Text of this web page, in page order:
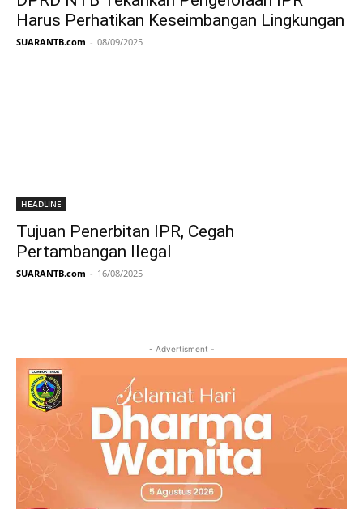
Harus Perhatikan Keseimbangan Lingkungan
SUARANTB.com - 08/09/2025
HEADLINE
Tujuan Penerbitan IPR, Cegah
Pertambangan Ilegal
SUARANTB.com - 16/08/2025
- Advertisment -